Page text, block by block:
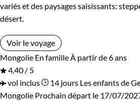
variés et des paysages saisissants:
désert.
Voir le voyage
Mongolie En famille À partir de 6 ans
4,40 / 5
vol inclus
14 jours Les enfants de
Mongolie Prochain départ le 17/07/